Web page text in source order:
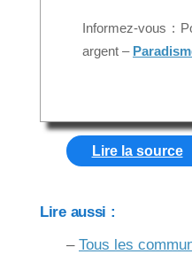
Informez-vous :
argent –
Lire la source
Lire aussi :
– Tous les